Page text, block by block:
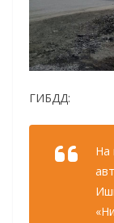
ГИБДД:
На